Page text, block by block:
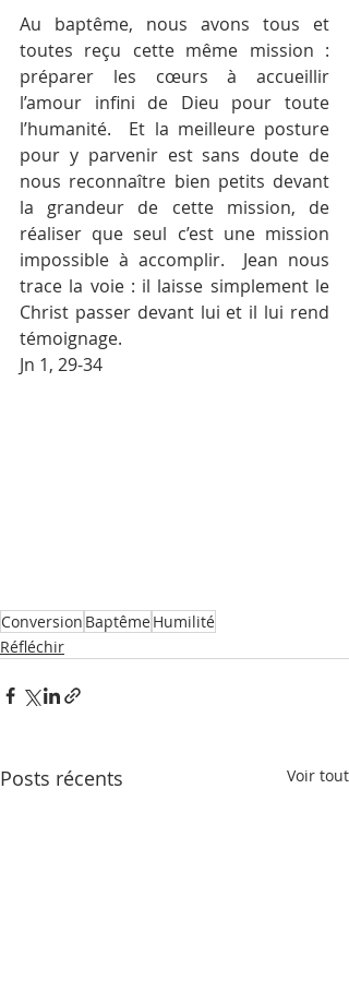
Au baptême, nous avons tous et
toutes reçu cette même mission :
préparer les cœurs à accueillir
l’amour infini de Dieu pour toute
l’humanité.  Et la meilleure posture
pour y parvenir est sans doute de
nous reconnaître bien petits devant
la grandeur de cette mission, de
réaliser que seul c’est une mission
impossible à accomplir.  Jean nous
trace la voie : il laisse simplement le
Christ passer devant lui et il lui rend
témoignage.
Jn 1, 29-34
Conversion BaptêmeHumilité
Réfléchir
Posts récents Voir tout